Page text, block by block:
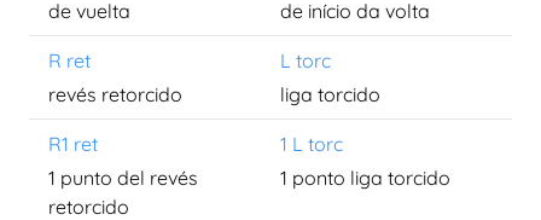
de vuelta
de início da volta
R ret
L torc
revés retorcido
liga torcido
R1 ret
1 L torc
1 punto del revés
retorcido
1 ponto liga torcido